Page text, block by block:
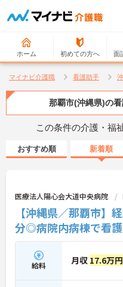
ホーム 初めての方へ 面
マイナビ介護職 看護助手
那覇市(沖縄県)の
この条件の介護・福
おすすめ順 新着順
医療法人陽心会大道中央病院
【沖縄県／那覇市】
分◎病院内病棟で看護
給料 月収 17.6万